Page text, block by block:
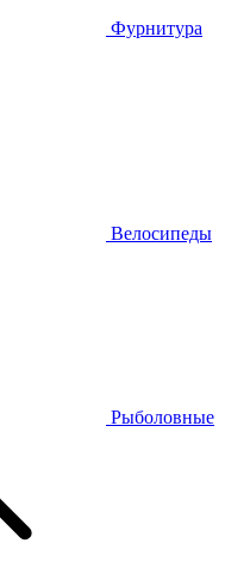
Фурнитура
Велосипеды
Рыболовные